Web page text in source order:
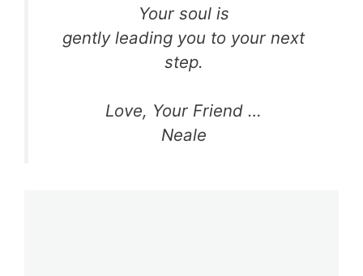
Your soul is
gently leading you to your next
step.
Love, Your Friend …
Neale